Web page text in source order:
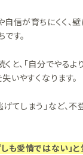
信が育ちにくく、
す。
と、「自分でやるよ
いやすくなります。
てしまう」など、
も愛情ではない」